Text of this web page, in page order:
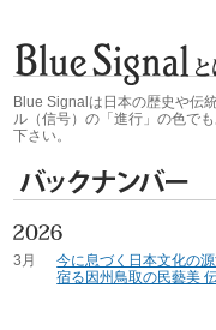
Blue Signalは日本の歴史や伝
ル（信号）の「進行」の色で
下さい。
3月
今に息づく日本文化の
宿る因州鳥取の民藝美